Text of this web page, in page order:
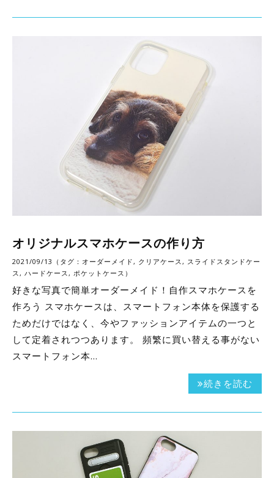
オリジナルスマホケースの作り方
2021/09/13（タグ： オーダーメイド, クリアケース, スライドスタンドケー
ス, ハードケース, ポケットケース ）
好きな写真で簡単オーダーメイド！自作スマホケースを
作ろう スマホケースは、スマートフォン本体を保護する
ためだけではなく、今やファッションアイテムの一つと
して定着されつつあります。 頻繁に買い替える事がない
スマートフォン本…
続きを読む